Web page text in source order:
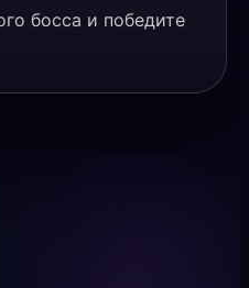
босса и победите